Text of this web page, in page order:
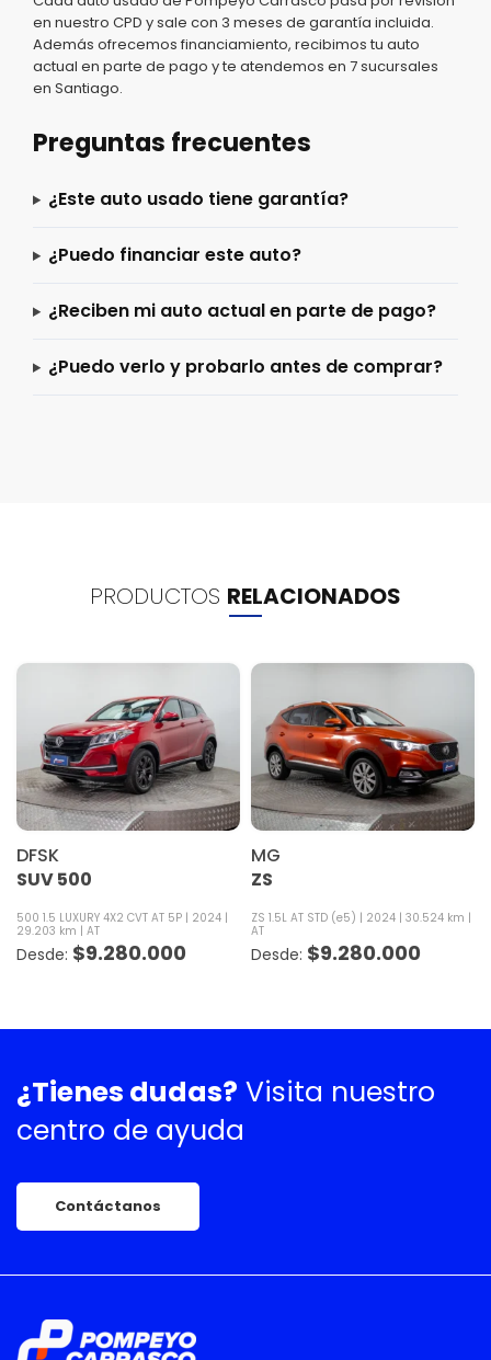
en nuestro CPD y sale con 3 meses de garantía incluida.
Además ofrecemos financiamiento, recibimos tu auto
actual en parte de pago y te atendemos en 7 sucursales
en Santiago.
Preguntas frecuentes
¿Este auto usado tiene garantía?
¿Puedo financiar este auto?
¿Reciben mi auto actual en parte de pago?
¿Puedo verlo y probarlo antes de comprar?
PRODUCTOS RELACIONADOS
DFSK
SUV 500
500 1.5 LUXURY 4X2 CVT AT 5P
2024
29.203 km
AT
$9.280.000
MG
ZS
ZS 1.5L AT STD (e5) 2024 30.524 km
AT
$9.280.000
¿Tienes dudas? Visita nuestro
centro de ayuda
Contáctanos